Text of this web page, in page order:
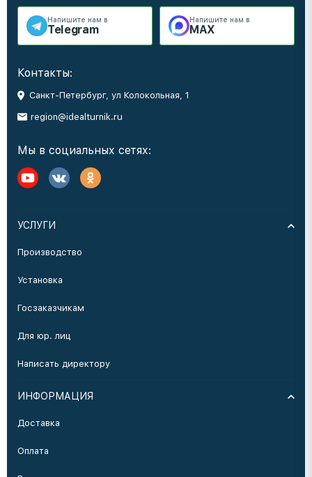
Напишите нам в
Telegram
Напишите нам в
MAX
Контакты:
Санкт-Петербург, ул Колокольная, 1
region@idealturnik.ru
Мы в социальных сетях:
УСЛУГИ
Производство
Установка
Госзаказчикам
Для юр. лиц
Написать директору
ИНФОРМАЦИЯ
Доставка
Оплата